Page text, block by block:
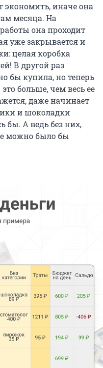
экономить, иначе она
месяца. На
она проходит
уже закрывается и
целая коробка
В другой раз
бы купила, но теперь
больше, чем весь ее
даже начинает
и шоколадки
бы. А ведь без них,
можно было бы